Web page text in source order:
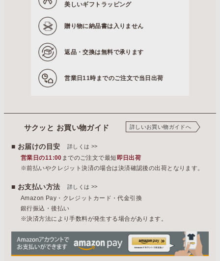
美しいギフトラッピング
贈り物に納品書は入りません
返品・交換は無料で承ります
営業日11時までのご注文で当日出荷
サクッと お買い物ガイド 詳しいお買い物ガイドへ
■ お届けの目安 詳しくは >>
営業日の11:00 までのご注文で最短即日出荷
※前払いやクレジット決済の場合は決済確認後の出荷となります。
■ お支払い方法 詳しくは >>
Amazon Pay・クレジットカード・代金引換
銀行振込・後払い
※決済方法により手数料が発生する場合があります。